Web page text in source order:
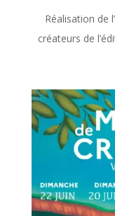
Réalisation de
créateurs de